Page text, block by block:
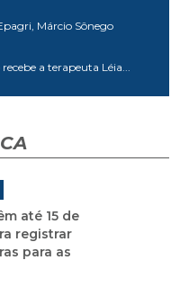
Márcio Sônego
a terapeuta Léia...
até 15 de
registrar
para as